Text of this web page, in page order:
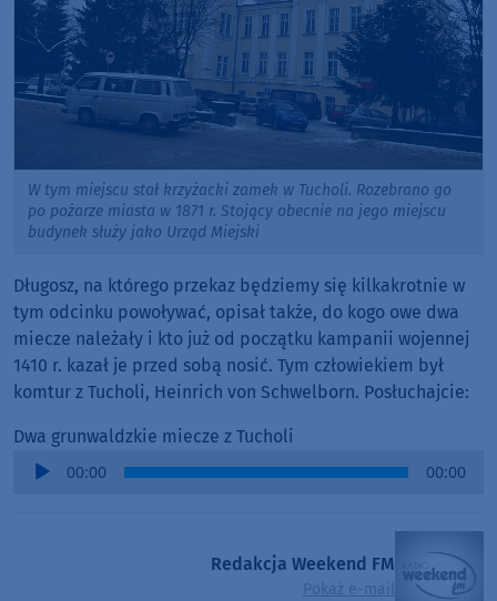
W tym miejscu stał krzyżacki zamek w Tucholi. Rozebrano go
po pożarze miasta w 1871 r. Stojący obecnie na jego miejscu
budynek służy jako Urząd Miejski
Długosz, na którego przekaz będziemy się kilkakrotnie w
tym odcinku powoływać, opisał także, do kogo owe dwa
miecze należały i kto już od początku kampanii wojennej
1410 r. kazał je przed sobą nosić. Tym człowiekiem był
komtur z Tucholi, Heinrich von Schwelborn. Posłuchajcie:
Dwa grunwaldzkie miecze z Tucholi
Audio
00:00 00:00
Redakcja Weekend FM
Pokaż e-mail